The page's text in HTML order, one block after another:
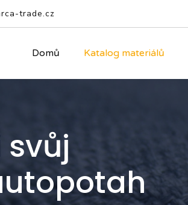
trade.cz
Domů Katalog materiálů